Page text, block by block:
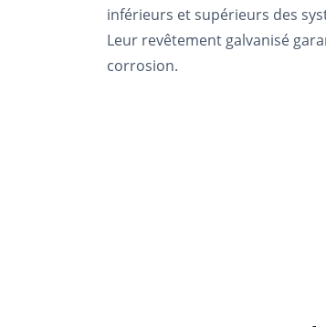
inférieurs et supérieurs des
Leur revêtement galvanisé
corrosion.